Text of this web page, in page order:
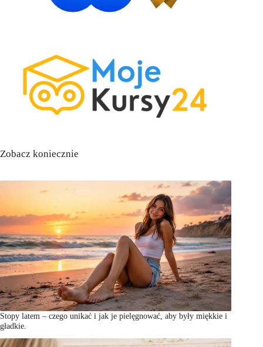
Zobacz koniecznie
Stopy latem – czego unikać i jak je pielęgnować, aby były miękkie i
gładkie.